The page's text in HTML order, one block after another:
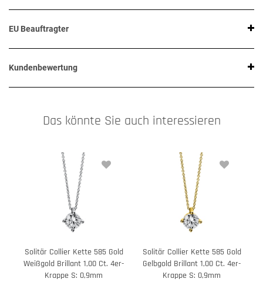
EU Beauftragter
Kundenbewertung
Das könnte Sie auch interessieren
Solitär Collier Kette 585 Gold
Weißgold Brillant 1,00 Ct. 4er-
Krappe S: 0,9mm
Solitär Collier Kette 585 Gold
Gelbgold Brillant 1,00 Ct. 4er-
Krappe S: 0,9mm